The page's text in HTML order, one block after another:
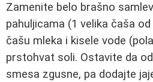
Zamenite belo brašno
pahuljicama (1 velika čaša
čašu mleka i kisele vode
prstohvat soli. Ostavite da
smesa zgusne, pa dodajte